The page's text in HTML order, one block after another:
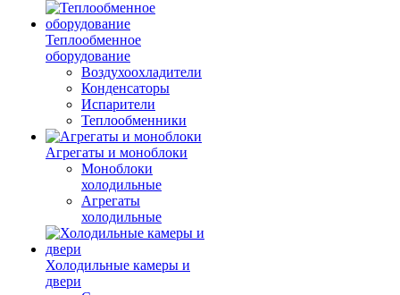
Теплообменное
оборудование
Воздухоохладители
Конденсаторы
Испарители
Теплообменники
Агрегаты и моноблоки
Моноблоки
холодильные
Агрегаты
холодильные
Холодильные камеры и
двери